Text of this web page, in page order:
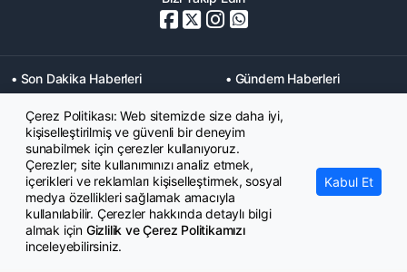
• Son Dakika Haberleri
• Gündem Haberleri
• Memurlar Haberleri
• KPSS Haberleri
• Ekonomi Haberleri
• Eğitim Haberleri
• Yaşam Haberleri
• Maaş Verileri Haberleri
• Mahkeme Kararları
Haberleri
Çerez Politikası: Web sitemizde size daha iyi,
kişiselleştirilmiş ve güvenli bir deneyim
sunabilmek için çerezler kullanıyoruz.
Çerezler; site kullanımınızı analiz etmek,
içerikleri ve reklamları kişiselleştirmek, sosyal
medya özellikleri sağlamak amacıyla
kullanılabilir. Çerezler hakkında detaylı bilgi
almak için Gizlilik ve Çerez Politikamızı
inceleyebilirsiniz.
Kabul Et